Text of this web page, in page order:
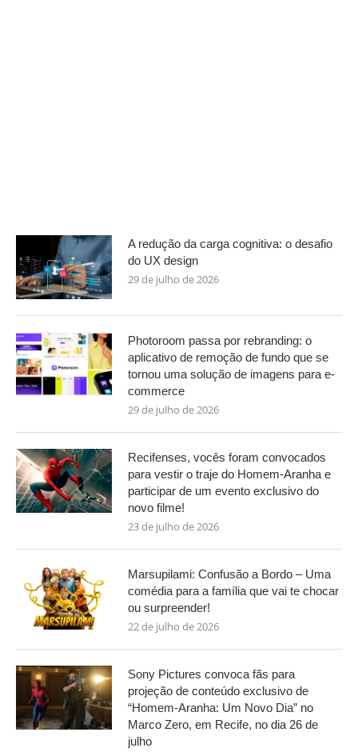
A redução da carga cognitiva: o desafio
do UX design
29 de julho de 2026
Photoroom passa por rebranding: o
aplicativo de remoção de fundo que se
tornou uma solução de imagens para e-
commerce
29 de julho de 2026
Recifenses, vocês foram convocados
para vestir o traje do Homem-Aranha e
participar de um evento exclusivo do
novo filme!
23 de julho de 2026
Marsupilami: Confusão a Bordo – Uma
comédia para a família que vai te chocar
ou surpreender!
22 de julho de 2026
Sony Pictures convoca fãs para
projeção de conteúdo exclusivo de
“Homem-Aranha: Um Novo Dia” no
Marco Zero, em Recife, no dia 26 de
julho